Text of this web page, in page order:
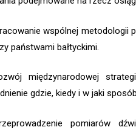
wspólnej metodologii
państwami bałtyckimi.
międzynarodowej
gdzie, kiedy i w jaki
pomiarów